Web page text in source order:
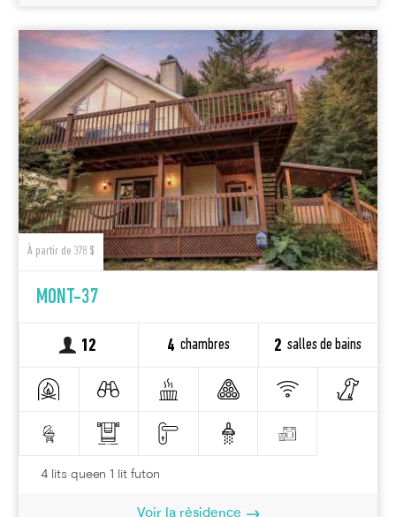
À partir de 378 $
MONT-37
12 4 chambres 2 salles de bains
4 lits queen 1 lit futon
Voir la résidence